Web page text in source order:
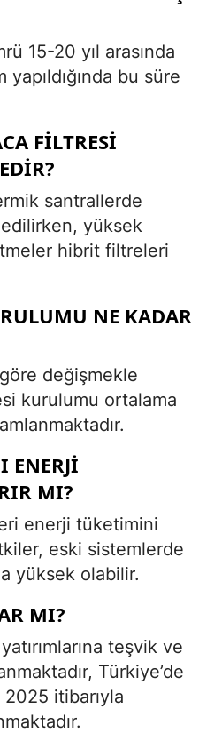
15-20 yıl arasında
bu süre
FILTRESI
santrallerde
yüksek
hibrit filtreleri
NE KADAR
değişmekle
kurulumu ortalama
ENERJI
MI?
enerji tüketimini
eski sistemlerde
yüksek olabilir.
MI?
teşvik ve
Türkiye’de
itibarıyla